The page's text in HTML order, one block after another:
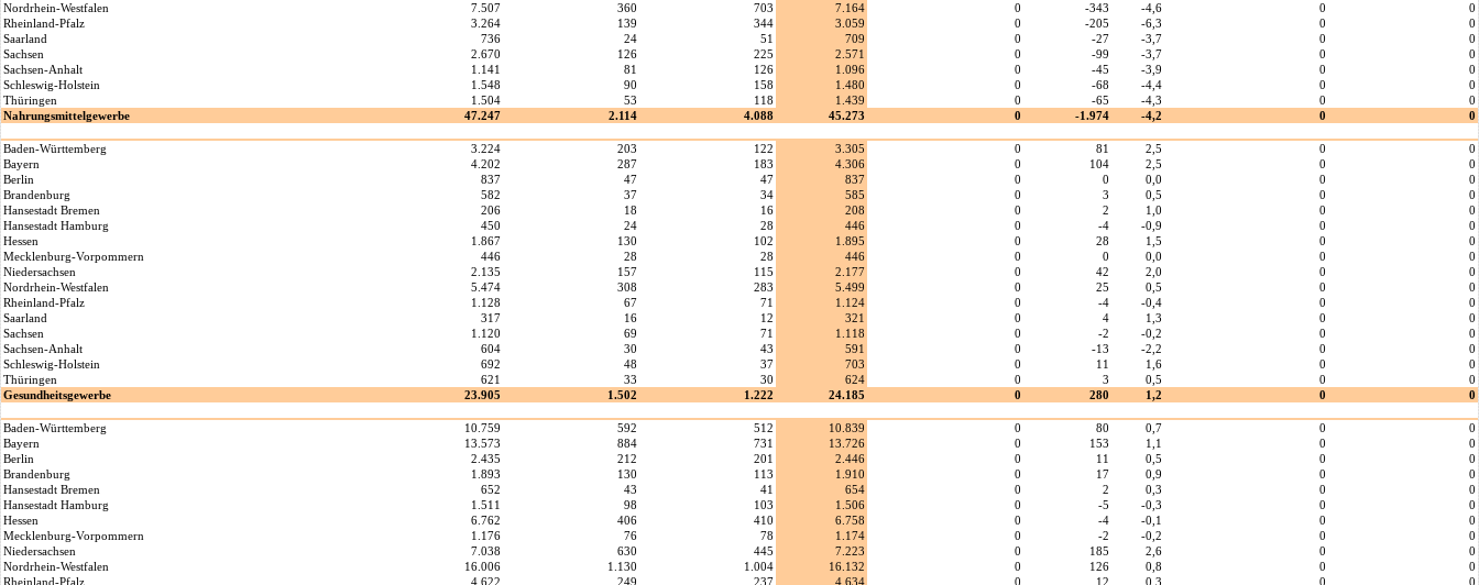
Nordrhein-Westfalen
7.507 360 703 7.164 0 -343 -4,6 0
0
Rheinland-Pfalz
3.264 139 344 3.059 0 -205 -6,3 0
0
Saarland
736 24 51 709 0 -27 -3,7 0
0
Sachsen
2.670 126 225 2.571 0 -99 -3,7 0
0
Sachsen-Anhalt
1.141 81 126 1.096 0 -45 -3,9 0
0
Schleswig-Holstein
1.548 90 158 1.480 0 -68 -4,4 0
0
Thüringen
1.504 53 118 1.439 0 -65 -4,3 0
0
Nahrungsmittelgewerbe
47.247 2.114 4.088 45.273 0 -1.974 -4,2 0 0
Baden-Württemberg 3.224 203 122 3.305 0 81 2,5 0
0
Bayern
4.202 287 183 4.306 0 104 2,5 0
0
Berlin
837 47 47 837 0 0 0,0 0
0
Brandenburg
582 37 34 585 0 3 0,5 0
0
Hansestadt Bremen
206 18 16 208 0 2 1,0 0
0
Hansestadt Hamburg
450 24 28 446 0 -4 -0,9 0
0
Hessen
1.867 130 102 1.895 0 28 1,5 0
0
Mecklenburg-Vorpommern
446 28 28 446 0 0 0,0 0
0
Niedersachsen
2.135 157 115 2.177 0 42 2,0 0
0
Nordrhein-Westfalen
5.474 308 283 5.499 0 25 0,5 0
0
Rheinland-Pfalz
1.128 67 71 1.124 0 -4 -0,4 0
0
Saarland
317 16 12 321 0 4 1,3 0
0
Sachsen
1.120 69 71 1.118 0 -2 -0,2 0
0
Sachsen-Anhalt
604 30 43 591 0 -13 -2,2 0
0
Schleswig-Holstein
692 48 37 703 0 11 1,6 0
0
Thüringen
621 33 30 624 0 3 0,5 0
0
Gesundheitsgewerbe
23.905 1.502 1.222 24.185 0 280 1,2 0 0
Baden-Württemberg 10.759 592 512 10.839 0 80 0,7 0
0
Bayern
13.573 884 731 13.726 0 153 1,1 0
0
Berlin
2.435 212 201 2.446 0 11 0,5 0
0
Brandenburg
1.893 130 113 1.910 0 17 0,9 0
0
Hansestadt Bremen
652 43 41 654 0 2 0,3 0
0
Hansestadt Hamburg
1.511 98 103 1.506 0 -5 -0,3 0
0
Hessen
6.762 406 410 6.758 0 -4 -0,1 0
0
Mecklenburg-Vorpommern
1.176 76 78 1.174 0 -2 -0,2 0
0
Niedersachsen
7.038 630 445 7.223 0 185 2,6 0
0
Nordrhein-Westfalen
16.006 1.130 1.004 16.132 0 126 0,8 0
0
Rheinland-Pfalz
4.622 249 237 4.634 0 12 0,3 0 0